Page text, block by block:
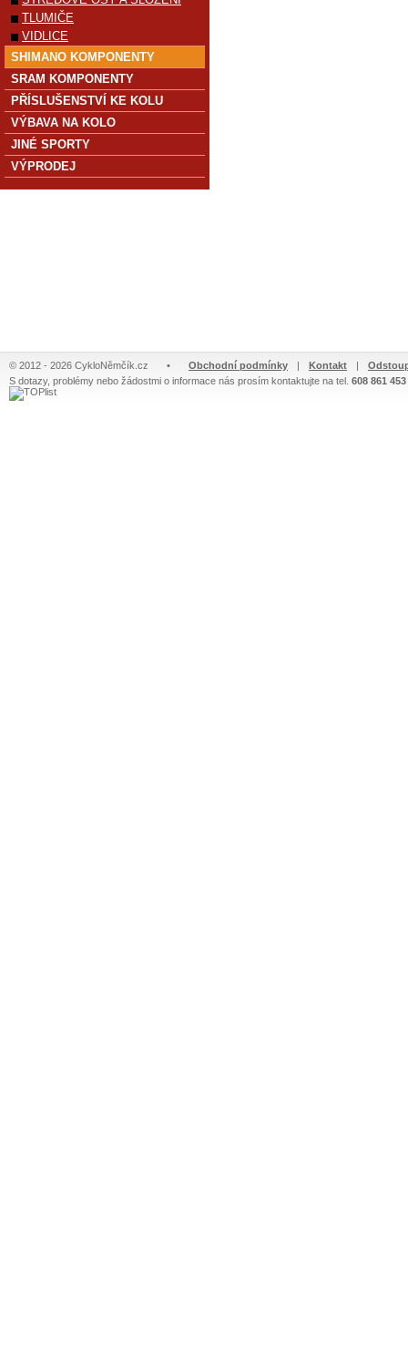
TLUMIČE
VIDLICE
SHIMANO KOMPONENTY
SRAM KOMPONENTY
PŘÍSLUŠENSTVÍ KE KOLU
VÝBAVA NA KOLO
JINÉ SPORTY
VÝPRODEJ
© 2012 - 2026 CykloNěmčík.cz • Obchodní podmínky | Kontakt |
S dotazy, problémy nebo žádostmi o informace nás prosím kontaktujte na tel. 608 861 453